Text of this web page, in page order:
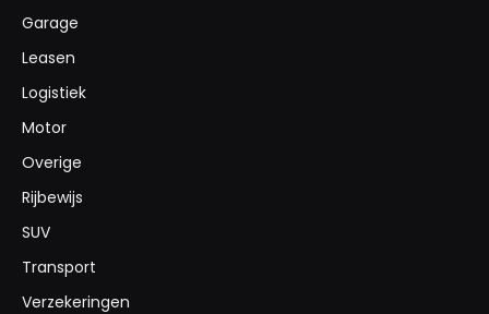
Garage
Leasen
Logistiek
Motor
Overige
Rijbewijs
SUV
Transport
Verzekeringen